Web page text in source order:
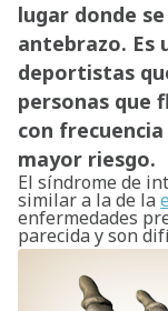
lugar donde
antebrazo. Es
deportistas
personas que
con
mayor riesgo.
El síndrome de
similar a la de la
enfermedades
parecida y son